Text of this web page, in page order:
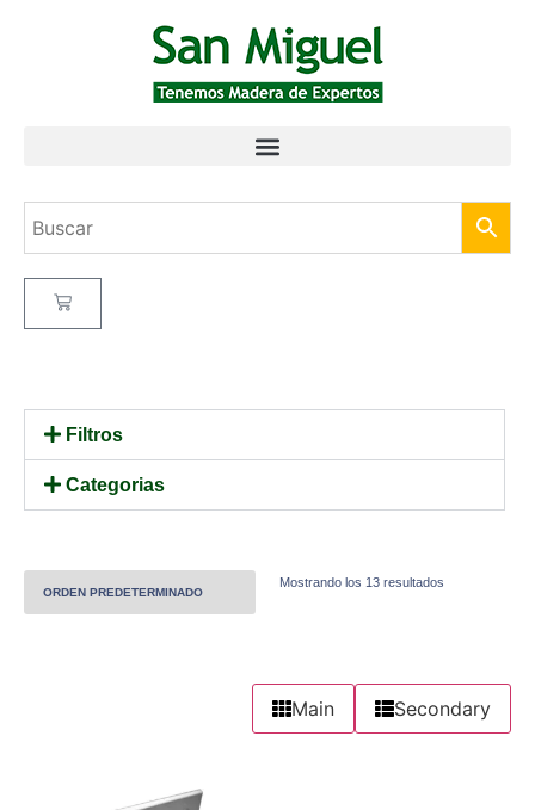
Filtros
Categorias
Mostrando los 13 resultados
Main Secondary